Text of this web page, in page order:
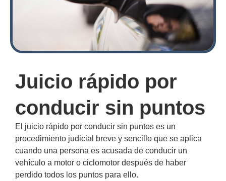
Juicio rápido por
conducir sin puntos
El juicio rápido por conducir sin puntos es un
procedimiento judicial breve y sencillo que se aplica
cuando una persona es acusada de conducir un
vehículo a motor o ciclomotor después de haber
perdido todos los puntos para ello.